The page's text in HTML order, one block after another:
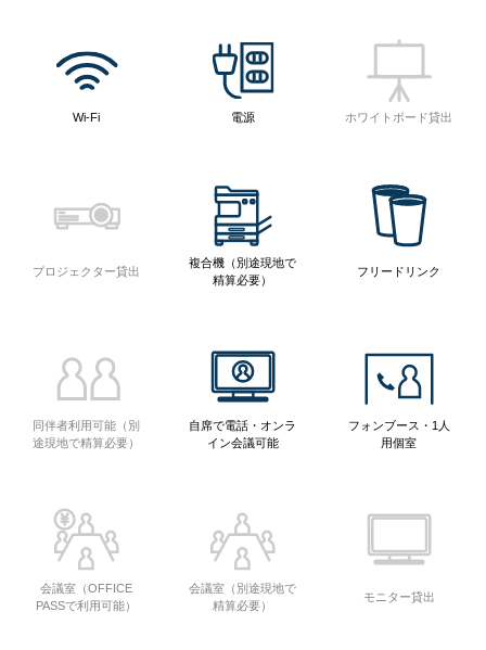
Wi-Fi 電源 ホワイトボード貸出
プロジェクター貸出
複合機（別途現地で
精算必要）
フリードリンク
同伴者利用可能（別
途現地で精算必要）
自席で電話・オンラ
イン会議可能
フォンブース・1人
用個室
会議室（OFFICE
PASSで利用可能）
会議室（別途現地で
精算必要）
モニター貸出